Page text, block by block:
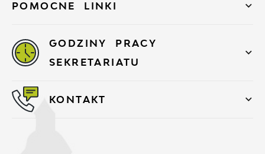
POMOCNE LINKI
GODZINY PRACY
SEKRETARIATU
KONTAKT